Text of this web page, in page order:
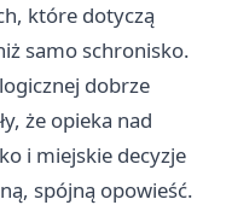
które dotyczą
samo schronisko.
dobrze
że opieka nad
i miejskie decyzje
spójną opowieść.